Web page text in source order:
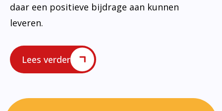
daar een positieve bijdrage aan kunnen
leveren.
Lees verder